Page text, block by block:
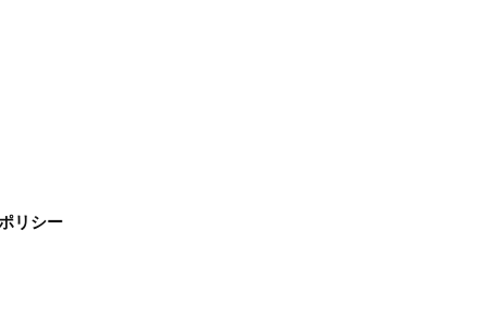
リシー